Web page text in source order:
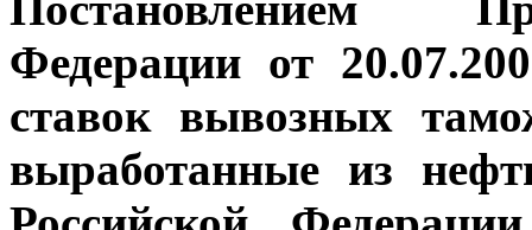
Федерации от
ставок вывозных
выработанные из